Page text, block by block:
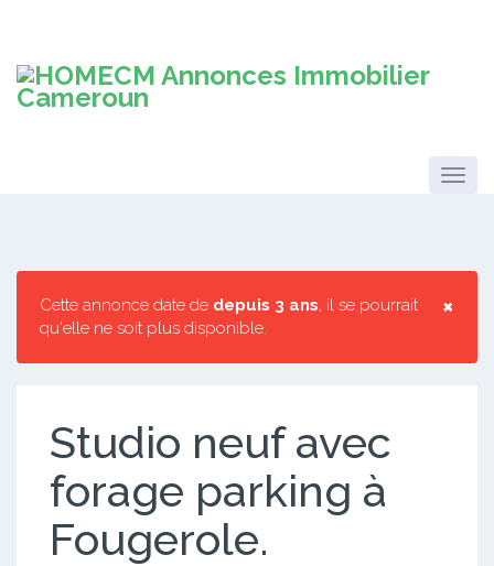
×
Cette annonce date de depuis 3 ans, il se pourrait
qu'elle ne soit plus disponible.
Studio neuf avec
forage parking à
Fougerole.